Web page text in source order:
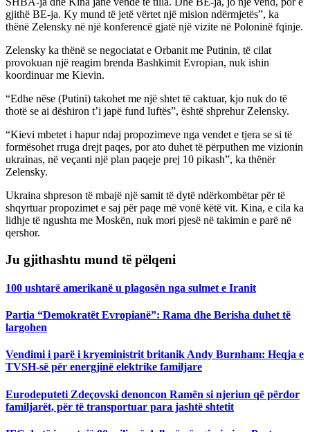
gjithë BE-ja. Ky mund të jetë vërtet një mision ndërmjetës”, ka
thënë Zelensky në një konferencë gjatë një vizite në Poloninë fqinje.
Zelensky ka thënë se negociatat e Orbanit me Putinin, të cilat
provokuan një reagim brenda Bashkimit Evropian, nuk ishin
koordinuar me Kievin.
“Edhe nëse (Putini) takohet me një shtet të caktuar, kjo nuk do të
thotë se ai dëshiron t’i japë fund luftës”, është shprehur Zelensky.
“Kievi mbetet i hapur ndaj propozimeve nga vendet e tjera se si të
formësohet rruga drejt paqes, por ato duhet të përputhen me vizionin
ukrainas, në veçanti një plan paqeje prej 10 pikash”, ka thënër
Zelensky.
Ukraina shpreson të mbajë një samit të dytë ndërkombëtar për të
shqyrtuar propozimet e saj për paqe më vonë këtë vit. Kina, e cila ka
lidhje të ngushta me Moskën, nuk mori pjesë në takimin e parë në
qershor.
Ju gjithashtu mund të pëlqeni
100 ushtarë amerikanë u plagosën nga sulmet e Iranit
Partia “Demokratët Evropianë”: Rama dhe Berisha duhet të
largohen
Vendimi i parë i kryeministrit britanik Andy Burnham: Heqja e
TVSH-së për energjinë elektrike familjare
Eurodeputeti Zdeçovski denoncon Ramën si njeriun që përdor
familjarët, për të transportuar para jashtë shtetit